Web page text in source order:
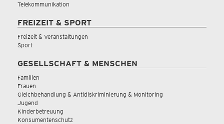
Telekommunikation
FREIZEIT & SPORT
Freizeit & Veranstaltungen
Sport
GESELLSCHAFT & MENSCHEN
Familien
Frauen
Gleichbehandlung & Antidiskriminierung & Monitoring
Jugend
Kinderbetreuung
Konsumentenschutz